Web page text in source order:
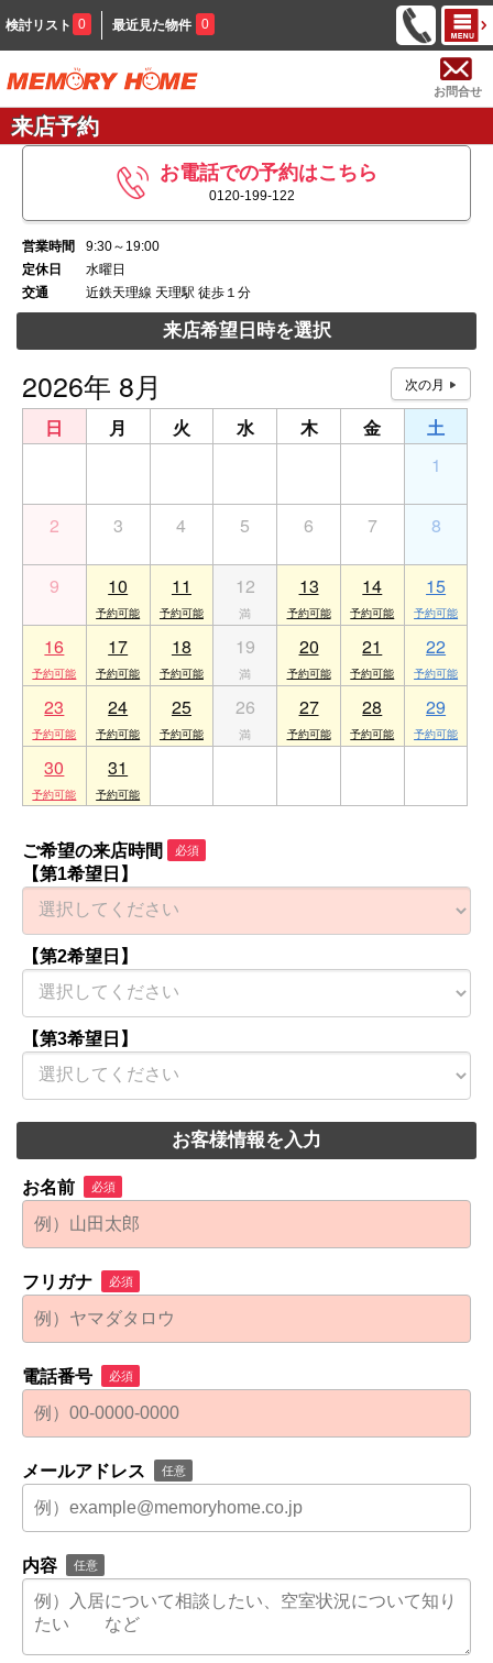
検討リスト 0 最近見た物件 0
お問合せ
来店予約
お電話での予約はこちら
0120-199-122
営業時間
9:30～19:00
定休日
水曜日
交通
近鉄天理線 天理駅 徒歩１分
来店希望日時を選択
2026年 8月
日 月 火 水 木 金
土
1
2 3 4 5 6 7 8
9 10 11 12 13 14 15
16 17 18 19 20 21 22
23 24 25 26 27 28 29
30 31
ご希望の来店時間 必須
【第1希望日】
【第2希望日】
【第3希望日】
お客様情報を入力
お名前 必須
フリガナ 必須
電話番号 必須
メールアドレス 任意
内容 任意